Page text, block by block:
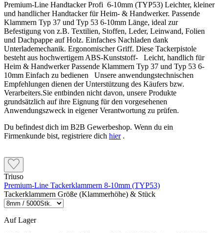
Premium-Line Handtacker Profi 6-10mm (TYP53) Leichter, kleiner
und handlicher Handtacker für Heim- & Handwerker. Passende
Klammern Typ 37 und Typ 53 6-10mm Länge, ideal zur
Befestigung von z.B. Textilien, Stoffen, Leder, Leinwand, Folien
und Dachpappe auf Holz. Einfaches Nachladen dank
Unterlademechanik. Ergonomischer Griff. Diese Tackerpistole
besteht aus hochwertigem ABS-Kunststoff- Leicht, handlich für
Heim & Handwerker Passende Klammern Typ 37 und Typ 53 6-
10mm Einfach zu bedienen Unsere anwendungstechnischen
Empfehlungen dienen der Unterstützung des Käufers bzw.
Verarbeiters.Sie entbinden nicht davon, unsere Produkte
grundsätzlich auf ihre Eignung für den vorgesehenen
Anwendungszweck in eigener Verantwortung zu prüfen.
Du befindest dich im B2B Gewerbeshop. Wenn du ein
Firmenkunde bist, registriere dich hier.
Triuso
Premium-Line Tackerklammern 8-10mm (TYP53)
Tackerklammern Größe (Klammerhöhe) & Stück
Auf Lager